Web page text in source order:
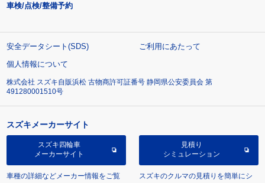
車検/点検/整備予約
安全データシート(SDS)
ご利用にあたって
個人情報について
株式会社 スズキ自販浜松 古物商許可証番号 静岡県公安委員会 第
491280001510号
スズキメーカーサイト
スズキ四輪車
メーカーサイト
車種の詳細などメーカー情報をご覧
見積り
シミュレーション
スズキのクルマの見積りを簡単にシ